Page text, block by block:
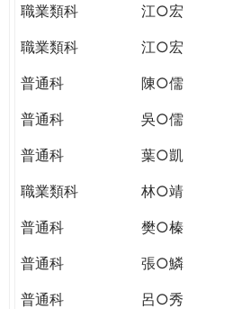
職業類科
江○宏
職業類科
江○宏
普通科
陳○儒
普通科
吳○儒
普通科
葉○凱
職業類科
林○靖
普通科
樊○榛
普通科
張○鱗
普通科
呂○秀